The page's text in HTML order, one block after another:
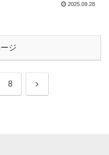
2025.09.28
ジ
8 次